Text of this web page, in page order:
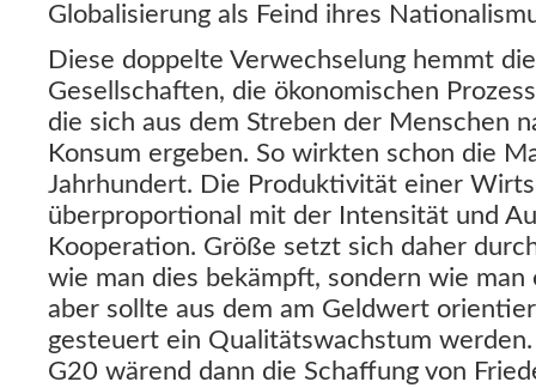
Globalisierung als Feind ihres
Diese doppelte Verwechselung hemmt
Gesellschaften, die ökonomischen
die sich aus dem Streben der Menschen
Konsum ergeben. So wirkten schon die
Jahrhundert. Die Produktivität einer
überproportional mit der Intensität und
Kooperation. Größe setzt sich daher
wie man dies bekämpft, sondern wie
aber sollte aus dem am Geldwert
gesteuert ein Qualitätswachstum
G20 wärend dann die Schaffung von